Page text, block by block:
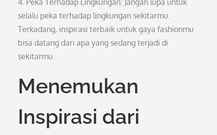
4. Peka Terhadap Lingkungan: Jangan lupa untuk
selalu peka terhadap lingkungan sekitarmu.
Terkadang, inspirasi terbaik untuk gaya fashionmu
bisa datang dari apa yang sedang terjadi di
sekitarmu.
Menemukan
Inspirasi dari